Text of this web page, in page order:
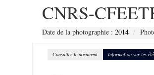
CNRS-
Date de la photographie : 2014
Consulter le document Information sur les